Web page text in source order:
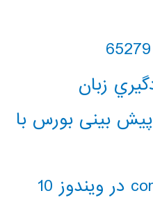
زبان
بینی بورس با